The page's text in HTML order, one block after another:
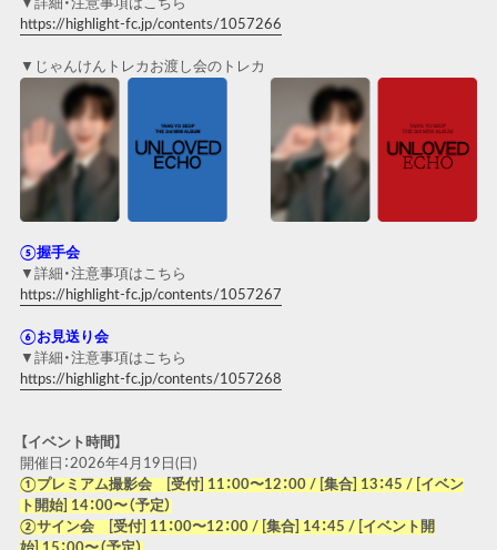
▼詳細・注意事項はこちら
https://highlight-fc.jp/contents/1057266
▼じゃんけんトレカお渡し会のトレカ
⑤握手会
▼詳細・注意事項はこちら
https://highlight-fc.jp/contents/1057267
⑥お見送り会
▼詳細・注意事項はこちら
https://highlight-fc.jp/contents/1057268
【イベント時間】
開催日：2026年4月19日(日)
①プレミアム撮影会 [受付] 11：00〜12：00 / [集合] 13：45 / [イベン
ト開始] 14：00〜（予定）
②サイン会 [受付] 11：00〜12：00 / [集合] 14：45 / [イベント開